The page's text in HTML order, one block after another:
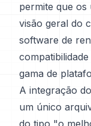
permite que os
visão geral do
software de
gama de
A integração
um único
do tipo "o